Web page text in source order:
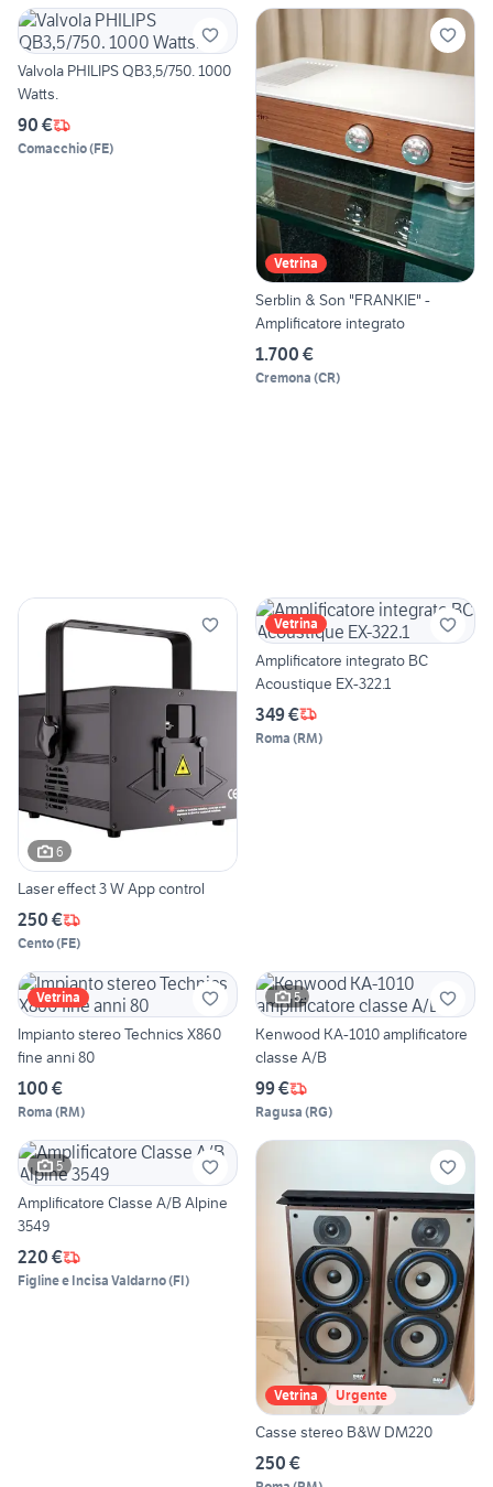
Valvola PHILIPS QB3,5/750. 1000
Watts.
90 €
Comacchio(FE)
Vetrina
Serblin & Son "FRANKIE" -
Amplificatore integrato
1.700 €
Cremona (CR)
6
Laser effect 3 W App control
250 €
Cento(FE)
Vetrina
Amplificatore integrato BC
Acoustique EX-322.1
349 €
Roma (RM)
Vetrina
Impianto stereo Technics X860
fine anni 80
100 €
Roma (RM)
5
Kenwood KA-1010 amplificatore
classe A/B
99 €
Ragusa (RG)
5
Amplificatore Classe A/B Alpine
3549
220 €
Figline e Incisa Valdarno(FI)
Vetrina Urgente
Casse stereo B&W DM220
250 €